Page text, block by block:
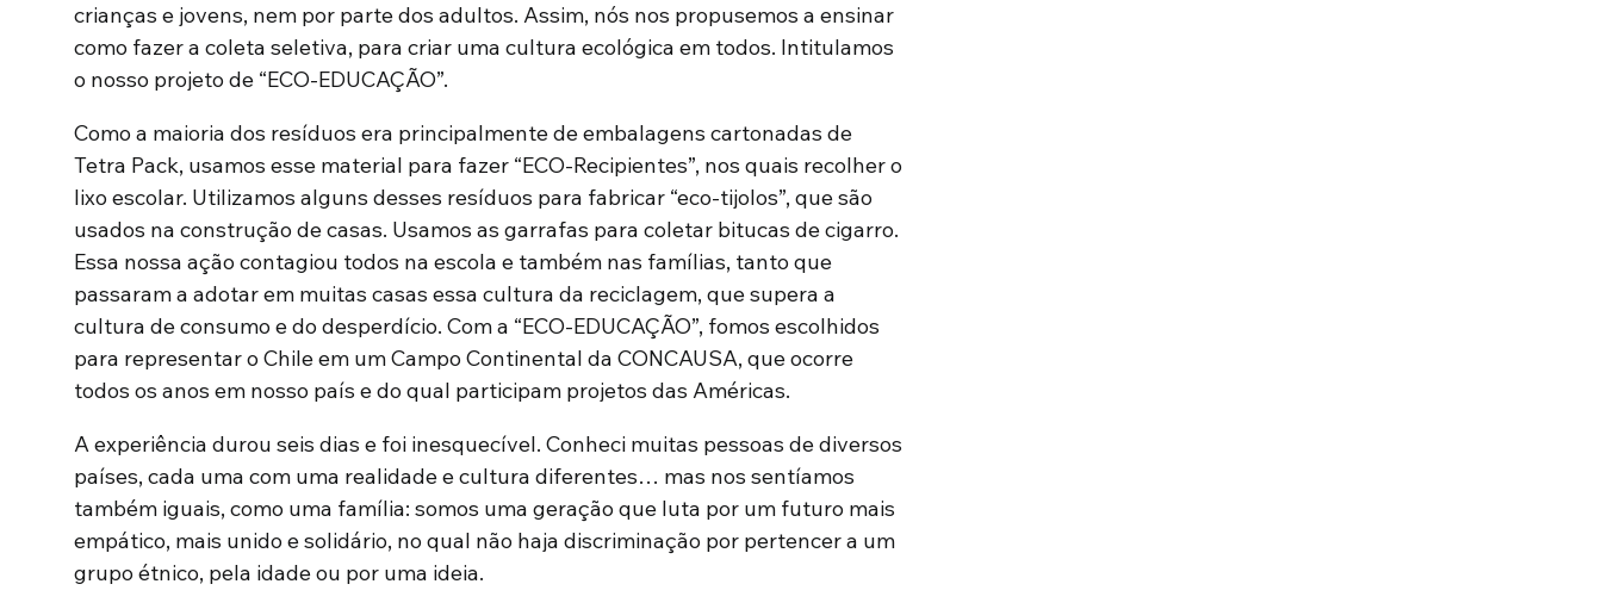
crianças e jovens, nem por parte dos adultos. Assim, nós nos propusemos a ensinar
como fazer a coleta seletiva, para criar uma cultura ecológica em todos. Intitulamos
o nosso projeto de “ECO-EDUCAÇÃO”.
Como a maioria dos resíduos era principalmente de embalagens cartonadas de
Tetra Pack, usamos esse material para fazer “ECO-Recipientes”, nos quais recolher o
lixo escolar. Utilizamos alguns desses resíduos para fabricar “eco-tijolos”, que são
usados ​​na construção de casas. Usamos as garrafas para coletar bitucas de cigarro.
Essa nossa ação contagiou todos na escola e também nas famílias, tanto que
passaram a adotar em muitas casas essa cultura da reciclagem, que supera a
cultura de consumo e do desperdício. Com a “ECO-EDUCAÇÃO”, fomos escolhidos
para representar o Chile em um Campo Continental da CONCAUSA, que ocorre
todos os anos em nosso país e do qual participam projetos das Américas.
A experiência durou seis dias e foi inesquecível. Conheci muitas pessoas de diversos
países, cada uma com uma realidade e cultura diferentes… mas nos sentíamos
também iguais, como uma família: somos uma geração que luta por um futuro mais
empático, mais unido e solidário, no qual não haja discriminação por pertencer a um
grupo étnico, pela idade ou por uma ideia.